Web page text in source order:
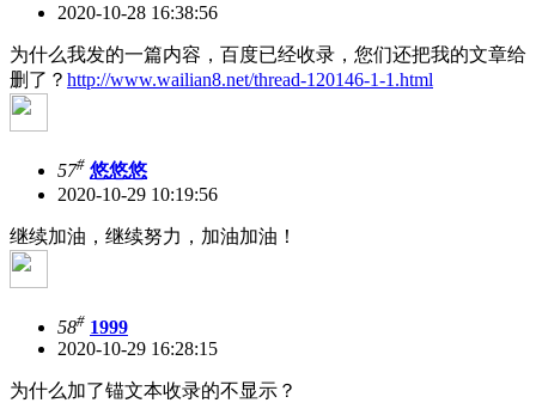
2020-10-28 16:38:56
为什么我发的一篇内容，百度已经收录，您们还把我的文章给
删了？ http://www.wailian8.net/thread-120146-1-1.html
57# 悠悠悠
2020-10-29 10:19:56
继续加油，继续努力，加油加油！
58# 1999
2020-10-29 16:28:15
为什么加了锚文本收录的不显示？